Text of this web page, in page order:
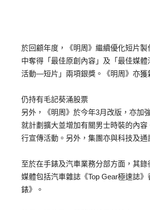
於回顧年度，《明周》繼續優化短片
中奪得「最佳原創內容」及「最佳媒
活動—短片」兩項銀獎。《明周》亦獲
仍持有毛記葵涌股票
另外，《明周》於今年3月改版，亦加
就計劃擴大並增加有關男士時裝的內
行宣傳活動。另外，集團亦與科技及
至於在手錶及汽車業務分部方面，其
媒體包括汽車雜誌《Top Gear極速誌
錶》。